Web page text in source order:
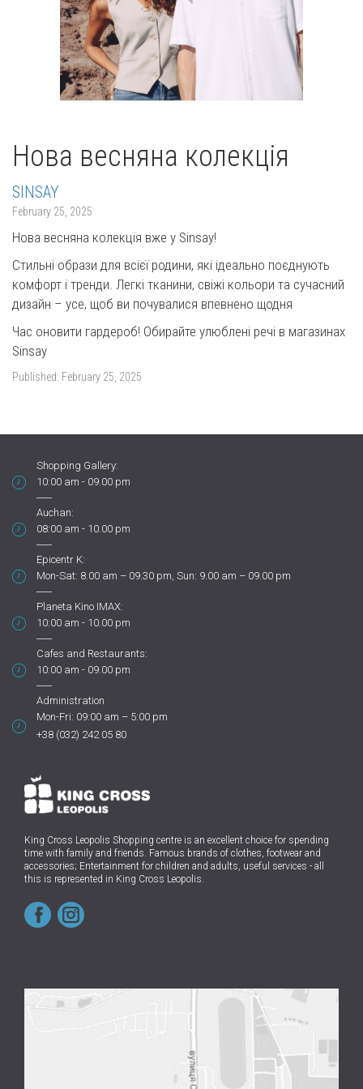
Нова весняна колекція
SINSAY
February 25, 2025
Нова весняна колекція вже у Sinsay!
Стильні образи для всієї родини, які ідеально поєднують
комфорт і тренди. Легкі тканини, свіжі кольори та сучасний
дизайн – усе, щоб ви почувалися впевнено щодня
Час оновити гардероб! Обирайте улюблені речі в магазинах
Sinsay
Published: February 25, 2025
Shopping Gallery:
10:00 am - 09.00 pm
Auchan:
08:00 am - 10.00 pm
Epicentr K:
Mon-Sat: 8.00 am – 09.30 pm, Sun: 9.00 am – 09.00 pm
Planeta Kino IMAX:
10:00 am - 10.00 pm
Cafes and Restaurants:
10:00 am - 09.00 pm
Administration
Mon-Fri: 09:00 am – 5:00 pm
+38 (032) 242 05 80
King Cross Leopolis Shopping centre is an excellent choice for spending
time with family and friends. Famous brands of clothes, footwear and
accessories; Entertainment for children and adults, useful services - all
this is represented in King Cross Leopolis.